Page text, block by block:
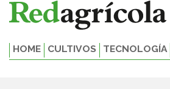
HOME CULTIVOS TECNOLOGÍA